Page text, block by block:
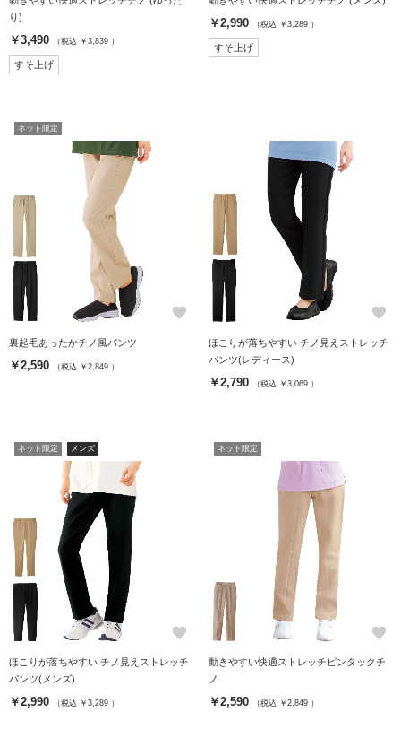
り)
￥3,490 （税込 ￥3,839 ）
すそ上げ
￥2,990 （税込 ￥3,289 ）
すそ上げ
ネット限定
favorite
裏起毛あったかチノ風パンツ
￥2,590 （税込 ￥2,849 ）
favorite
ほこりが落ちやすい チノ見えストレッチ
パンツ(レディース)
￥2,790 （税込 ￥3,069 ）
ネット限定 メンズ
favorite
ほこりが落ちやすい チノ見えストレッチ
パンツ(メンズ)
￥2,990 （税込 ￥3,289 ）
ネット限定
favorite
動きやすい快適ストレッチピンタックチ
ノ
￥2,590 （税込 ￥2,849 ）